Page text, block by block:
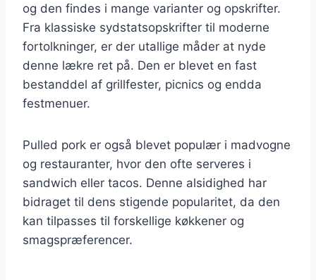
og den findes i mange varianter og opskrifter.
Fra klassiske sydstatsopskrifter til moderne
fortolkninger, er der utallige måder at nyde
denne lækre ret på. Den er blevet en fast
bestanddel af grillfester, picnics og endda
festmenuer.
Pulled pork er også blevet populær i madvogne
og restauranter, hvor den ofte serveres i
sandwich eller tacos. Denne alsidighed har
bidraget til dens stigende popularitet, da den
kan tilpasses til forskellige køkkener og
smagspræferencer.